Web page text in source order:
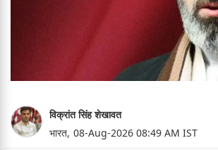
विक्रांत सिंह शेखावत
भारत, 08-Aug-2026 08:49 AM IST